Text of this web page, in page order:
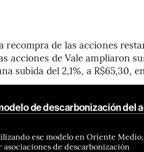
de las acciones
acciones de Vale ampliaron
subida del 2,1%, a R$65,30,
de descarbonización del
ese modelo en Oriente
asociaciones de descarbonización